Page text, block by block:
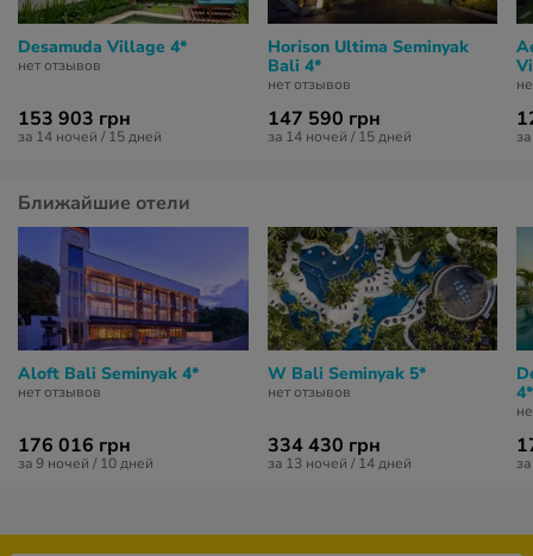
Desamuda Village 4*
нет отзывов
153 903 грн
за 14 ночей / 15 дней
Horison Ultima Seminyak
Bali 4*
нет отзывов
147 590 грн
за 14 ночей / 15 дней
Ближайшие отели
Aloft Bali Seminyak 4*
нет отзывов
176 016 грн
за 9 ночей / 10 дней
W Bali Seminyak 5*
нет отзывов
334 430 грн
за 13 ночей / 14 дней
4*